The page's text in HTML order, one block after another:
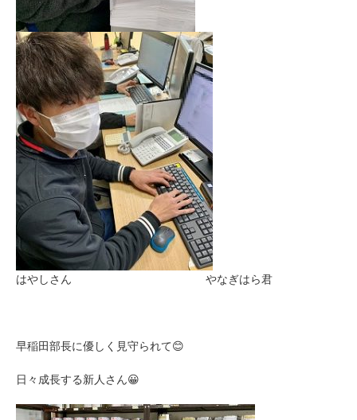
はやしさん やなぎはら君
早稲田部長に優しく見守られて😊
日々成長する新人さん😀